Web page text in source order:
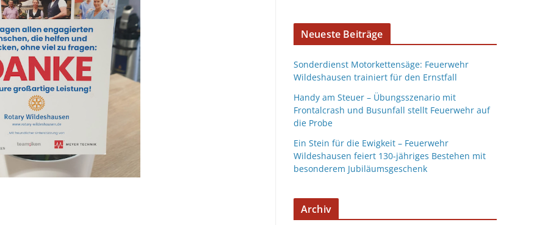
Neueste Beiträge
Sonderdienst Motorkettensäge: Feuerwehr
Wildeshausen trainiert für den Ernstfall
Handy am Steuer – Übungsszenario mit
Frontalcrash und Busunfall stellt Feuerwehr auf
die Probe
Ein Stein für die Ewigkeit – Feuerwehr
Wildeshausen feiert 130-jähriges Bestehen mit
besonderem Jubiläumsgeschenk
Archiv